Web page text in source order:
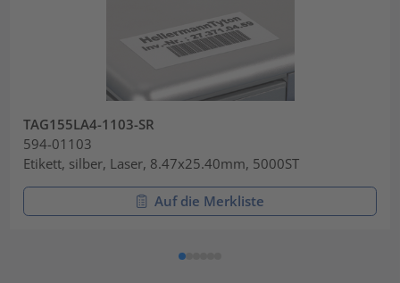
TAG155LA4-1103-SR
594-01103
Etikett, silber, Laser, 8.47x25.40mm, 5000ST
Auf die Merkliste